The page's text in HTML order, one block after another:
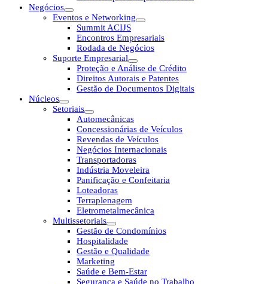
Negócios
Eventos e Networking
Summit ACIJS
Encontros Empresariais
Rodada de Negócios
Suporte Empresarial
Proteção e Análise de Crédito
Direitos Autorais e Patentes
Gestão de Documentos Digitais
Núcleos
Setoriais
Automecânicas
Concessionárias de Veículos
Revendas de Veículos
Negócios Internacionais
Transportadoras
Indústria Moveleira
Panificação e Confeitaria
Loteadoras
Terraplenagem
Eletrometalmecânica
Multissetoriais
Gestão de Condomínios
Hospitalidade
Gestão e Qualidade
Marketing
Saúde e Bem-Estar
Segurança e Saúde no Trabalho